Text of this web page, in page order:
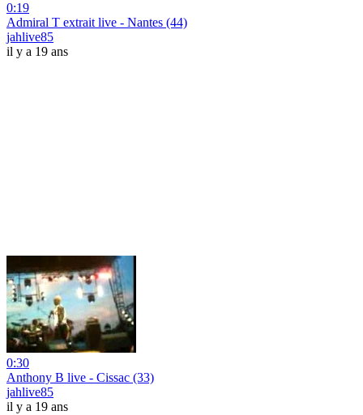
0:19
Admiral T extrait live - Nantes (44)
jahlive85
il y a 19 ans
0:30
Anthony B live - Cissac (33)
jahlive85
il y a 19 ans